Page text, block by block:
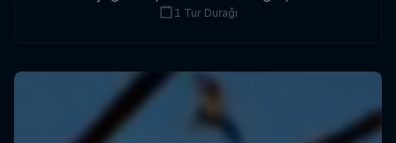
1 Tur Durağı